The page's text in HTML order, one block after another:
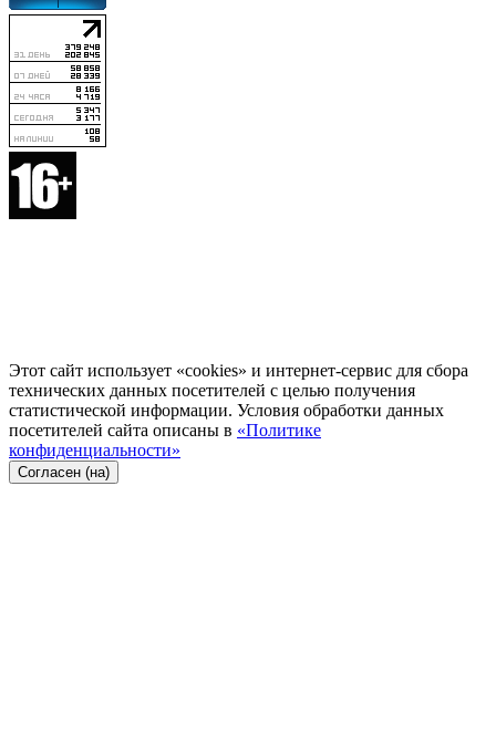
Этот сайт использует «cookies» и интернет-сервис для сбора
технических данных посетителей с целью получения
статистической информации. Условия обработки данных
посетителей сайта описаны в «Политике
конфиденциальности»
Согласен (на)